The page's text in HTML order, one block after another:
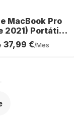
MacBook Pro
2021) Portátil -
M1 Pro - 16GB
SSD -
37,99 €/Mes